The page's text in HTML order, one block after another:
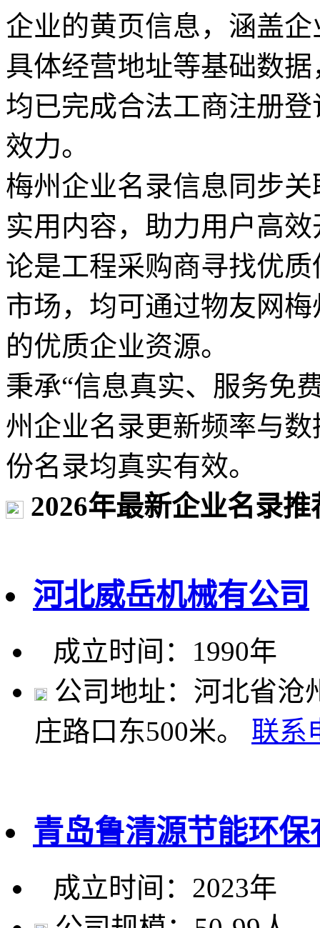
企业的黄页信息，涵盖
具体经营地址等基础数
均已完成合法工商注册
效力。
梅州企业名录信息同步
实用内容，助力用户高
论是工程采购商寻找优
市场，均可通过物友网
的优质企业资源。
秉承“信息真实、服务免
州企业名录更新频率与
份名录均真实有效。
2026年最新企业名录推
河北威岳机械有公司
成立时间：1990年
公司地址：河北省沧
庄路口东500米。
联系
青岛鲁清源节能环保
成立时间：2023年